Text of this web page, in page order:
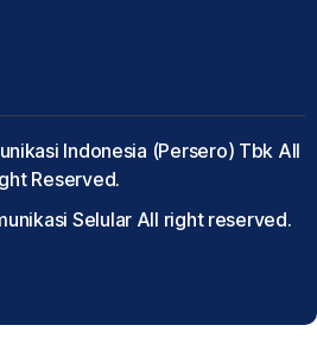
Indonesia (Persero) Tbk All
Reserved.
Selular All right reserved.